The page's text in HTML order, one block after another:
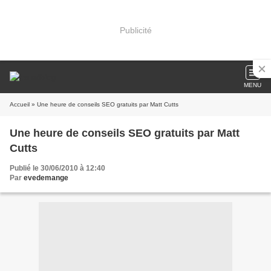
Publicité
MENU
Accueil » Une heure de conseils SEO gratuits par Matt Cutts
Une heure de conseils SEO gratuits par Matt
Cutts
Publié le 30/06/2010 à 12:40
Par evedemange